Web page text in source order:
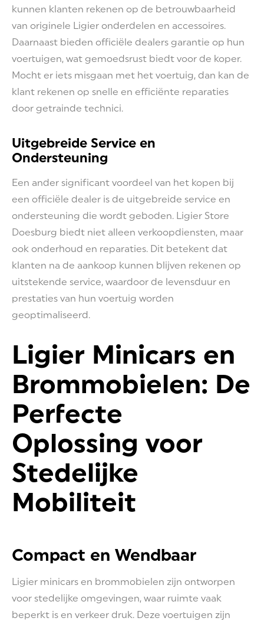
kunnen klanten rekenen op de betrouwbaarheid
van originele Ligier onderdelen en accessoires.
Daarnaast bieden officiële dealers garantie op hun
voertuigen, wat gemoedsrust biedt voor de koper.
Mocht er iets misgaan met het voertuig, dan kan de
klant rekenen op snelle en efficiënte reparaties
door getrainde technici.
Uitgebreide Service en
Ondersteuning
Een ander significant voordeel van het kopen bij
een officiële dealer is de uitgebreide service en
ondersteuning die wordt geboden. Ligier Store
Doesburg biedt niet alleen verkoopdiensten, maar
ook onderhoud en reparaties. Dit betekent dat
klanten na de aankoop kunnen blijven rekenen op
uitstekende service, waardoor de levensduur en
prestaties van hun voertuig worden
geoptimaliseerd.
Ligier Minicars en
Brommobielen: De
Perfecte
Oplossing voor
Stedelijke
Mobiliteit
Compact en Wendbaar
Ligier minicars en brommobielen zijn ontworpen
voor stedelijke omgevingen, waar ruimte vaak
beperkt is en verkeer druk. Deze voertuigen zijn